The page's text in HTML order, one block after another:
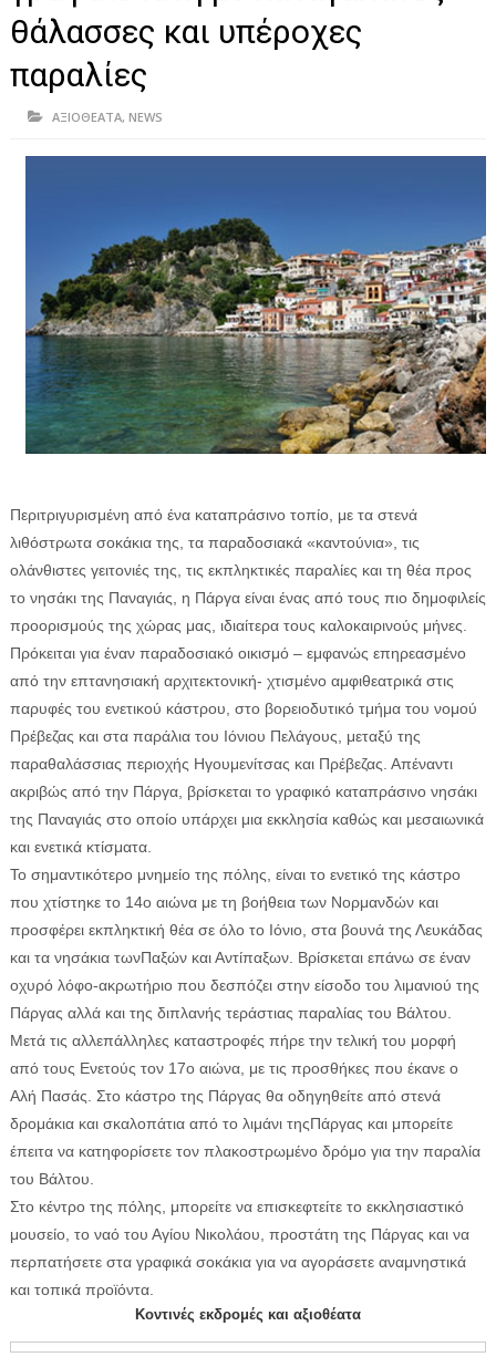
ΗΠΕΙΡΟΣ
ΚΑΙ ΕΛΛΑΔΑ
ΥΓΕΙΑ-ΟΜΟΡΦΙΑ
ΠΟΛΙΤΙΣΜΟΣ
ΠΕΡΙΒΑΛΛΟΝ
ΤΕΧΝΟΛΟΓΙΑ
ΕΦΗΜΕΡΙΔΑ Η ΠΑΡΓΑ
ΠΛΗΡΟΦΟΡΙΕΣ
θάλασσες και υπέροχες
παραλίες
ΑΞΙΟΘΕΑΤΑ, NEWS
Περιτριγυρισμένη από ένα καταπράσινο τοπίο, με τα στενά
λιθόστρωτα σοκάκια της, τα παραδοσιακά «καντούνια», τις
ολάνθιστες γειτονιές της, τις εκπληκτικές παραλίες και τη θέα προς
το νησάκι της Παναγιάς, η Πάργα είναι ένας από τους πιο δημοφιλείς
προορισμούς της χώρας μας, ιδιαίτερα τους καλοκαιρινούς μήνες.
Πρόκειται για έναν παραδοσιακό οικισμό – εμφανώς επηρεασμένο
από την επτανησιακή αρχιτεκτονική- χτισμένο αμφιθεατρικά στις
παρυφές του ενετικού κάστρου, στο βορειοδυτικό τμήμα του νομού
Πρέβεζας και στα παράλια του Ιόνιου Πελάγους, μεταξύ της
παραθαλάσσιας περιοχής Ηγουμενίτσας και Πρέβεζας. Απέναντι
ακριβώς από την Πάργα, βρίσκεται το γραφικό καταπράσινο νησάκι
της Παναγιάς στο οποίο υπάρχει μια εκκλησία καθώς και μεσαιωνικά
και ενετικά κτίσματα.
Το σημαντικότερο μνημείο της πόλης, είναι το ενετικό της κάστρο
που χτίστηκε το 14ο αιώνα με τη βοήθεια των Νορμανδών και
προσφέρει εκπληκτική θέα σε όλο το Ιόνιο, στα βουνά της Λευκάδας
και τα νησάκια τωνΠαξών και Αντίπαξων. Βρίσκεται επάνω σε έναν
οχυρό λόφο-ακρωτήριο που δεσπόζει στην είσοδο του λιμανιού της
Πάργας αλλά και της διπλανής τεράστιας παραλίας του Βάλτου.
Μετά τις αλλεπάλληλες καταστροφές πήρε την τελική του μορφή
από τους Ενετούς τον 17ο αιώνα, με τις προσθήκες που έκανε ο
Αλή Πασάς. Στο κάστρο της Πάργας θα οδηγηθείτε από στενά
δρομάκια και σκαλοπάτια από το λιμάνι τηςΠάργας και μπορείτε
έπειτα να κατηφορίσετε τον πλακοστρωμένο δρόμο για την παραλία
του Βάλτου.
Στο κέντρο της πόλης, μπορείτε να επισκεφτείτε το εκκλησιαστικό
μουσείο, το ναό του Αγίου Νικολάου, προστάτη της Πάργας και να
περπατήσετε στα γραφικά σοκάκια για να αγοράσετε αναμνηστικά
και τοπικά προϊόντα.
Κοντινές εκδρομές και αξιοθέατα